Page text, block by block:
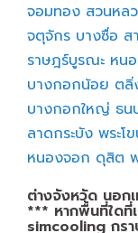
จอมทอง สวนหล
จตุจักร บางซื่อ ส
ราษฎร์บูรณะ หน
บางกอกน้อย ตลิ่
บางกอกใหญ่ ธน
ลาดกระบัง พระโ
หนองจอก ดุสิต
ต่างจังหวัด นอก
*** หากพื้นที่ใดที่เ
simcooling กร